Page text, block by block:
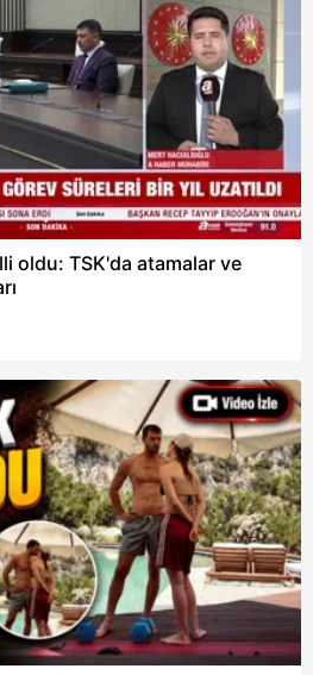
Korunması Kanunu uyarınca
Metnimizi okumak ve sitemizde
kullanılan çerezlerle ilgili bilgi
.
oldu: TSK'da atamalar ve